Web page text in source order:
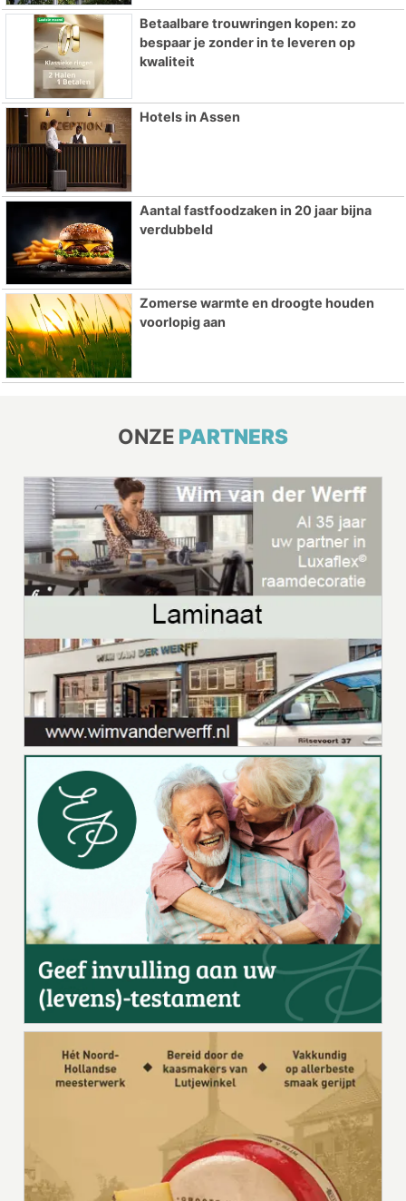
Betaalbare trouwringen kopen: zo
bespaar je zonder in te leveren op
kwaliteit
Hotels in Assen
Aantal fastfoodzaken in 20 jaar bijna
verdubbeld
Zomerse warmte en droogte houden
voorlopig aan
ONZE PARTNERS